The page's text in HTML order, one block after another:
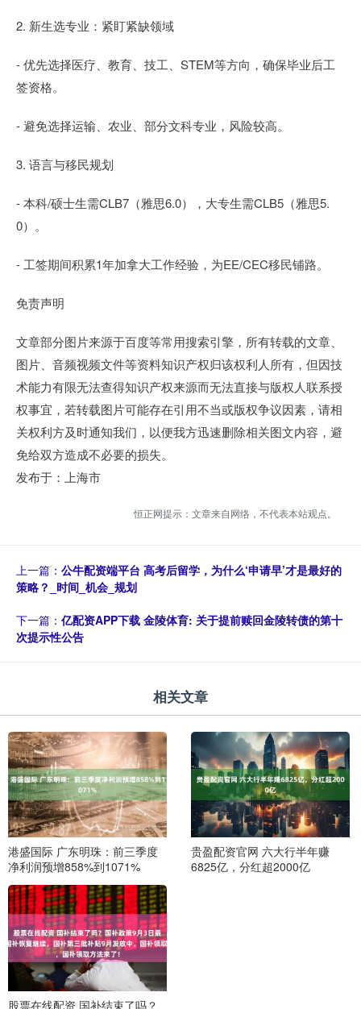
2. 新生选专业：紧盯紧缺领域
- 优先选择医疗、教育、技工、STEM等方向，确保毕业后工
签资格。
- 避免选择运输、农业、部分文科专业，风险较高。
3. 语言与移民规划
- 本科/硕士生需CLB7（雅思6.0），大专生需CLB5（雅思5.
0）。
- 工签期间积累1年加拿大工作经验，为EE/CEC移民铺路。
免责声明
文章部分图片来源于百度等常用搜索引擎，所有转载的文章、
图片、音频视频文件等资料知识产权归该权利人所有，但因技
术能力有限无法查得知识产权来源而无法直接与版权人联系授
权事宜，若转载图片可能存在引用不当或版权争议因素，请相
关权利方及时通知我们，以便我方迅速删除相关图文内容，避
免给双方造成不必要的损失。
发布于：上海市
恒正网提示：文章来自网络，不代表本站观点。
上一篇： 公牛配资端平台 高考后留学，为什么‘申请早’才是最好的
策略？_时间_机会_规划
下一篇： 亿配资APP下载 金陵体育: 关于提前赎回金陵转债的第十
次提示性公告
相关文章
港盛国际 广东明珠：前三季度
净利润预增858%到1071%
贵盈配资官网 六大行半年赚
6825亿，分红超2000亿
股票在线配资 国补结束了吗？